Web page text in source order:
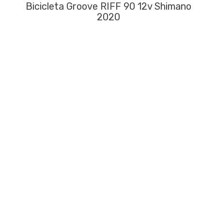
Bicicleta Groove RIFF 90 12v Shimano
2020